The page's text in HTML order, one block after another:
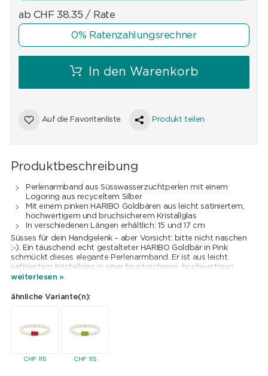
ab CHF38.35 / Rate
0% Ratenzahlungsrechner
In den Warenkorb
Auf die Favoritenliste Produkt teilen
Produktbeschreibung
Perlenarmband aus Süsswasserzuchtperlen mit einem
Logoring aus recyceltem Silber
Mit einem pinken HARIBO Goldbären aus leicht satiniertem,
hochwertigem und bruchsicherem Kristallglas
In verschiedenen Längen erhältlich: 15 und 17 cm
Süsses für dein Handgelenk – aber Vorsicht: bitte nicht naschen
;-). Ein täuschend echt gestalteter HARIBO Goldbär in Pink
schmückt dieses elegante Perlenarmband. Er ist aus leicht
satiniertem Kristallglas in einer bruchsicheren, hochwertigen
Qualität gefertigt und auf der Rückseite mit THOMAS SABO x
Armbandklassiker einen niedlichen Twist und weckt Erinnerungen
Statement und kombiniere es mit weiteren Schmuckstücken aus
der THOMAS SABO x HARIBO Kollektion.
weiterlesen »
ähnliche Variante(n):
CHF 115 CHF 115